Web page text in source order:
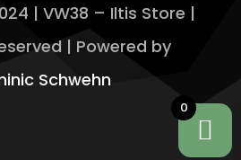
| VW38 – Iltis Store |
| Powered by
Schwehn
0